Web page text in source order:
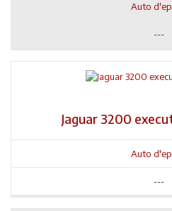
Auto
---
Jaguar 3200
Auto
---